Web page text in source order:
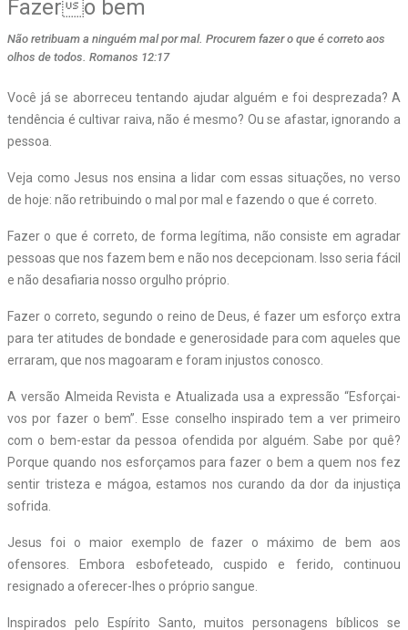
Fazero bem
Não retribuam a ninguém mal por mal. Procurem fazer o que é correto aos
olhos de todos. Romanos 12:17
Você já se aborreceu tentando ajudar alguém e foi desprezada? A
tendência é cultivar raiva, não é mesmo? Ou se afastar, ignorando a
pessoa.
Veja como Jesus nos ensina a lidar com essas situações, no verso
de hoje: não retribuindo o mal por mal e fazendo o que é correto.
Fazer o que é correto, de forma legítima, não consiste em agradar
pessoas que nos fazem bem e não nos decepcionam. Isso seria fácil
e não desafiaria nosso orgulho próprio.
Fazer o correto, segundo o reino de Deus, é fazer um esforço extra
para ter atitudes de bondade e generosidade para com aqueles que
erraram, que nos magoaram e foram injustos conosco.
A versão Almeida Revista e Atualizada usa a expressão “Esforçai-
vos por fazer o bem”. Esse conselho inspirado tem a ver primeiro
com o bem-estar da pessoa ofendida por alguém. Sabe por quê?
Porque quando nos esforçamos para fazer o bem a quem nos fez
sentir tristeza e mágoa, estamos nos curando da dor da injustiça
sofrida.
Jesus foi o maior exemplo de fazer o máximo de bem aos
ofensores. Embora esbofeteado, cuspido e ferido, continuou
resignado a oferecer-lhes o próprio sangue.
Inspirados pelo Espírito Santo, muitos personagens bíblicos se